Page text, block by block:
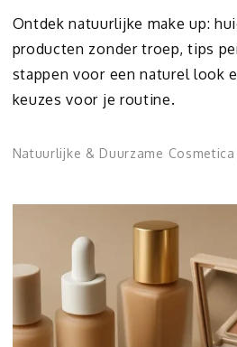
Ontdek natuurlijke make up:
producten zonder troep, tips
stappen voor een naturel look
keuzes voor je routine.
Natuurlijke & Duurzame Cosmetica